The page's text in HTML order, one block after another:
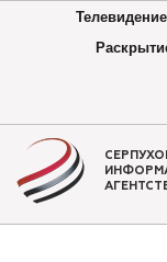
Телевидение